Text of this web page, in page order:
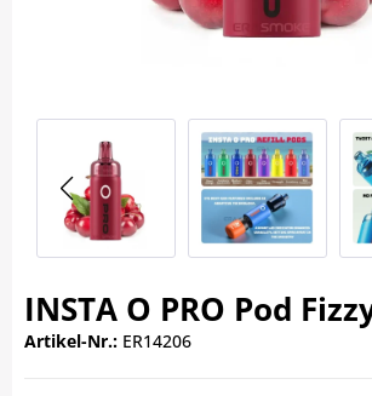
INSTA O PRO Pod
Artikel-Nr.: ER14206